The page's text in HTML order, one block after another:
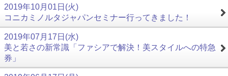
2019年10月01日(火)
コニカミノルタジャパンセミナー行ってきました！
2019年07月17日(水)
美と若さの新常識「ファシアで解決！美スタイルへの特急
券」